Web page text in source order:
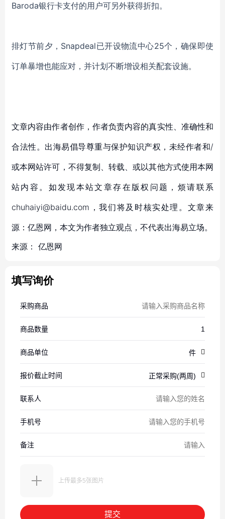
Baroda银行卡支付的用户可另外获得折扣。
排灯节前夕， Snapdeal已开设物流中心25个，确保即使
订单暴增也能应对，并计划不断增设相关配套设施。
文章内容由作者创作，作者负责内容的真实性、准确性和
合法性。出海易倡导尊重与保护知识产权，未经作者和/
或本网站许可，不得复制、转载、或以其他方式使用本网
站内容。如发现本站文章存在版权问题，烦请联系
chuhaiyi@baidu.com，我们将及时核实处理。文章来
源：亿恩网，本文为作者独立观点，不代表出海易立场。
来源： 亿恩网
填写询价